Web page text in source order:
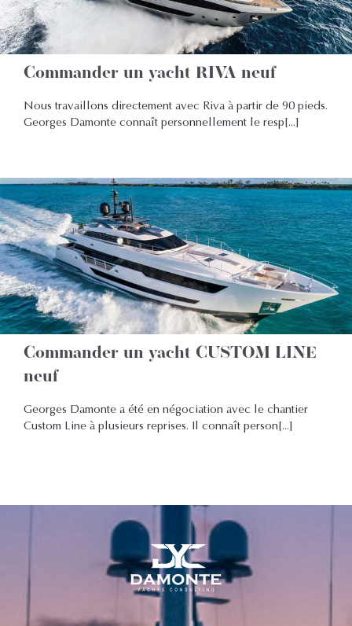
Commander un yacht RIVA neuf
Nous travaillons directement avec Riva à partir de 90 pieds.
Georges Damonte connaît personnellement le resp[...]
Commander un yacht CUSTOM LINE
neuf
Georges Damonte a été en négociation avec le chantier
Custom Line à plusieurs reprises. Il connaît person[...]